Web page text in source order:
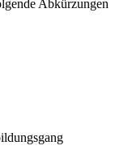
Abkürzungen